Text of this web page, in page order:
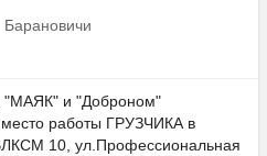
Барановичи
"МАЯК" и "Доброном"
работы ГРУЗЧИКА в
10, ул.Профессиональная